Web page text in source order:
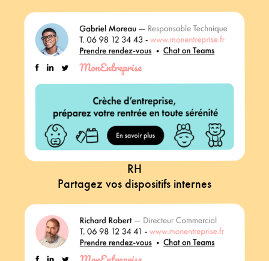
RH
Partagez vos dispositifs internes